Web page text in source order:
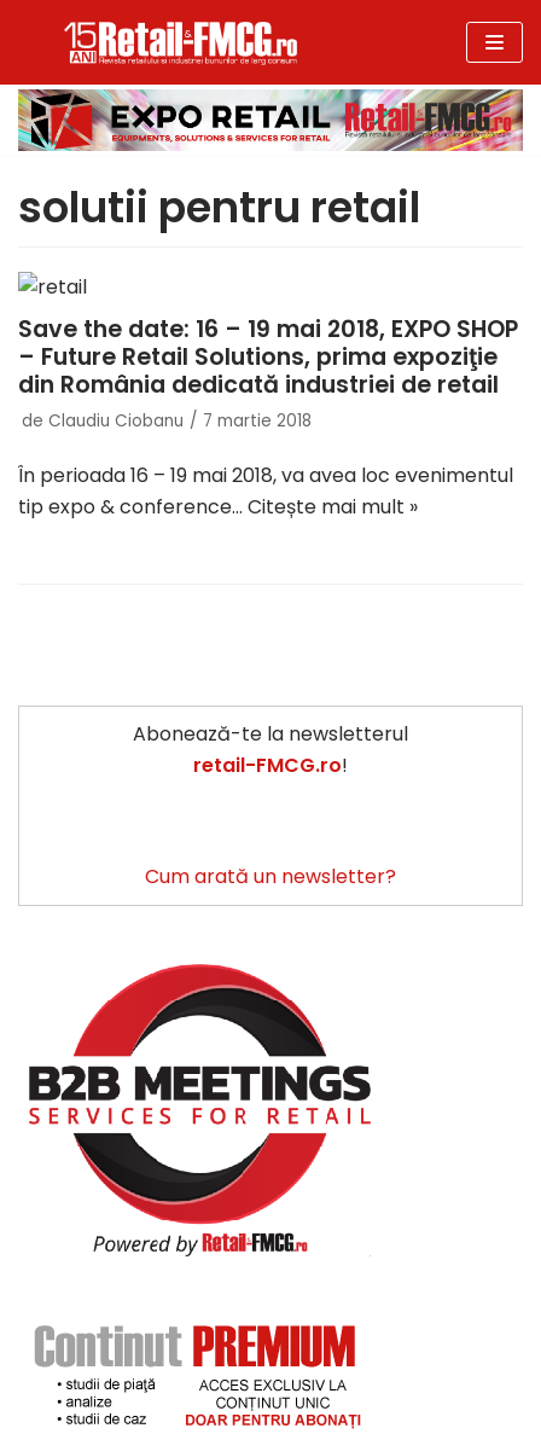
la
conținut
solutii pentru retail
Save the date: 16 – 19 mai 2018, EXPO SHOP
– Future Retail Solutions, prima expoziţie
din România dedicată industriei de retail
de Claudiu Ciobanu 7 martie 2018
În perioada 16 – 19 mai 2018, va avea loc evenimentul
tip expo & conference… Citește mai mult »
Abonează-te la newsletterul
retail-FMCG.ro!
Cum arată un newsletter?